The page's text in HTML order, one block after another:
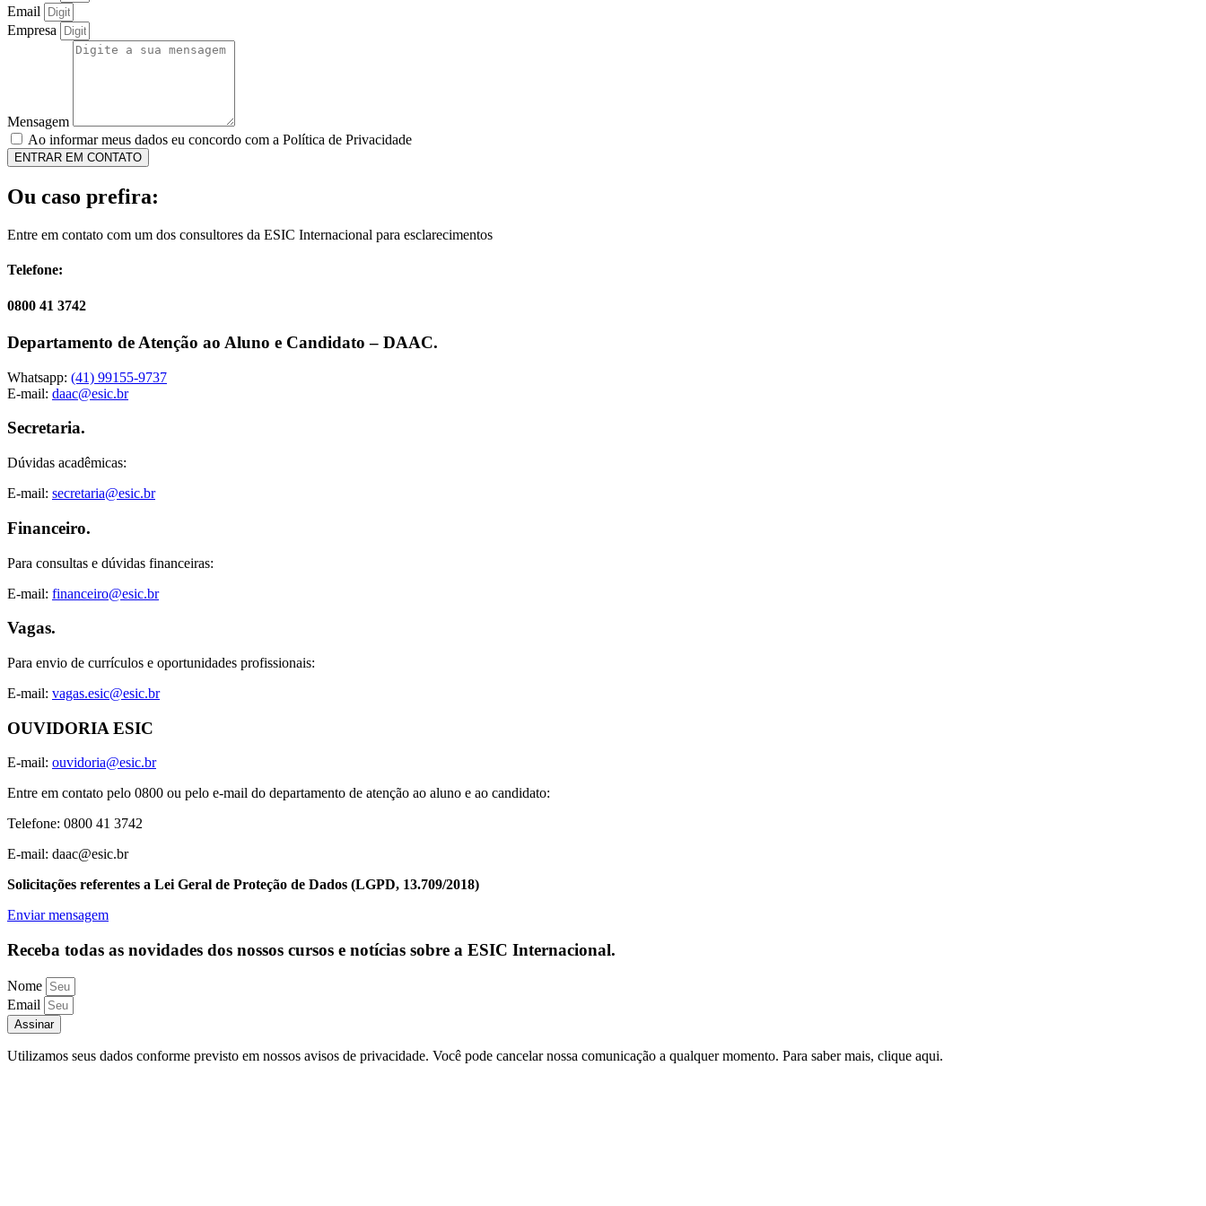
Email
Empresa
Mensagem
Ao informar meus dados eu concordo com a Política de Privacidade
ENTRAR EM CONTATO
Ou caso prefira:
Entre em contato com um dos consultores da ESIC Internacional para esclarecimentos
Telefone:
0800 41 3742
Departamento de Atenção ao Aluno e Candidato – DAAC.
Whatsapp: (41) 99155-9737
E-mail: daac@esic.br
Secretaria.
Dúvidas acadêmicas:
E-mail: secretaria@esic.br
Financeiro.
Para consultas e dúvidas financeiras:
E-mail: financeiro@esic.br
Vagas.
Para envio de currículos e oportunidades profissionais:
E-mail: vagas.esic@esic.br
OUVIDORIA ESIC
E-mail: ouvidoria@esic.br
Entre em contato pelo 0800 ou pelo e-mail do departamento de atenção ao aluno e ao candidato:
Telefone: 0800 41 3742
E-mail: daac@esic.br
Solicitações referentes a Lei Geral de Proteção de Dados (LGPD, 13.709/2018)
Enviar mensagem
Receba todas as novidades dos nossos cursos e notícias sobre a ESIC Internacional.
Nome
Email
Assinar
Utilizamos seus dados conforme previsto em nossos avisos de privacidade. Você pode cancelar nossa comunicação a qualquer momento. Para saber mais, clique aqui.